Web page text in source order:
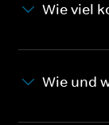
Wie viel
Wie und